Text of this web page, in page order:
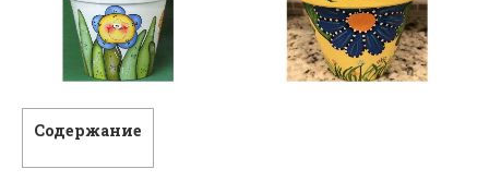
Содержание